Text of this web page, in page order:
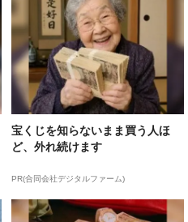
宝くじを知らないまま買う人ほ
ど、外れ続けます
PR(合同会社デジタルファーム)